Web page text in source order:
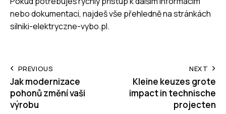
nebo dokumentaci, najdeš vše přehledně na stránkách
silniki-elektryczne-vybo.pl.
Post
navigation
PREVIOUS
Jak modernizace
pohonů změní vaši
výrobu
NEXT
Kleine keuzes grote
impact in technische
projecten